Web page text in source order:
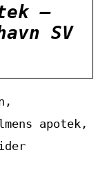
–
SV
apotek,